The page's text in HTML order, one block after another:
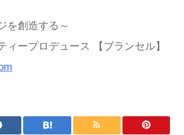
を創造する～
ィープロデュース 【ブランセル】